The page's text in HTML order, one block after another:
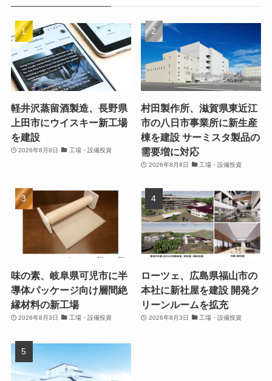
軽井沢蒸留酒製造、長野県
上田市にウイスキー新工場
を建設
2026年8月8日 工場・設備投資
村田製作所、滋賀県東近江
市の八日市事業所に新生産
棟を建設 サーミスタ製品の
需要増に対応
2026年8月8日 工場・設備投資
味の素、岐阜県可児市に半
導体パッケージ向け層間絶
縁材料の新工場
2026年8月3日 工場・設備投資
ローツェ、広島県福山市の
本社に新社屋を建設 開発ク
リーンルームを拡充
2026年8月3日 工場・設備投資